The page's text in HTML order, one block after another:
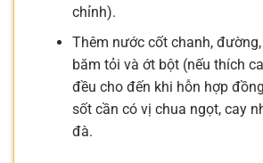
chỉnh).
Thêm nước cốt chanh,
băm tỏi và ớt bột (nếu thích
đều cho đến khi hỗn hợp
sốt cần có vị chua ngọt, cay
đà.